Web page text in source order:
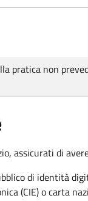
pratica non
assicurati di
di identità
(CIE) o carta